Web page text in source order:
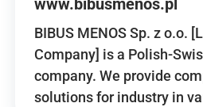
www.bibusmenos.pl
BIBUS MENOS Sp. z o.o.
Company] is a Polish-
company. We provide
solutions for industry in